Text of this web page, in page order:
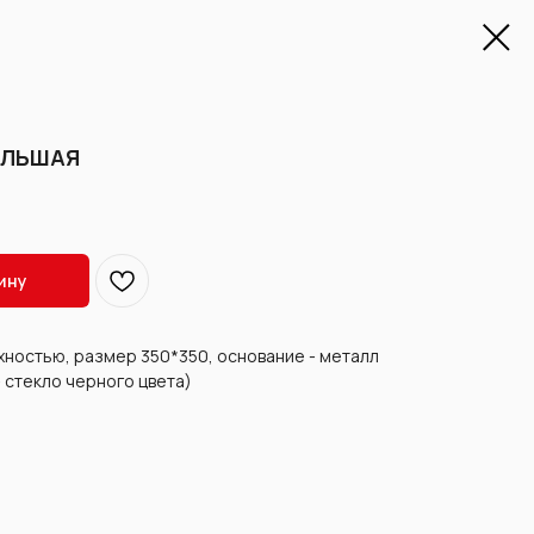
размер 350*350, основание - металл
черного цвета)